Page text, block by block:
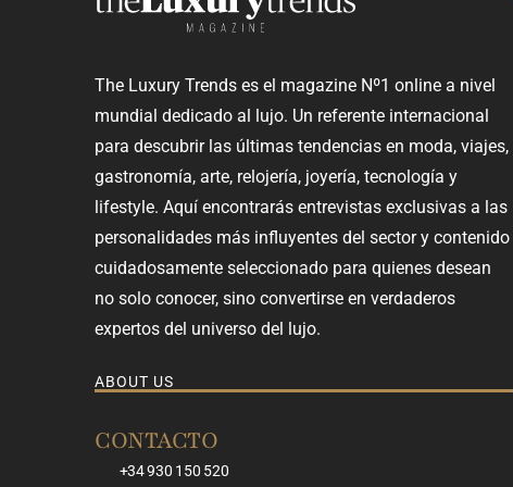
The Luxury Trends es el magazine Nº1 online a nivel
mundial dedicado al lujo. Un referente internacional
para descubrir las últimas tendencias en moda, viajes,
gastronomía, arte, relojería, joyería, tecnología y
lifestyle. Aquí encontrarás entrevistas exclusivas a las
personalidades más influyentes del sector y contenido
cuidadosamente seleccionado para quienes desean
no solo conocer, sino convertirse en verdaderos
expertos del universo del lujo.
ABOUT US
CONTACTO
+34 930 150 520